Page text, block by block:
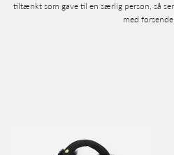
tiltænkt som gave til en særlig person, så
med